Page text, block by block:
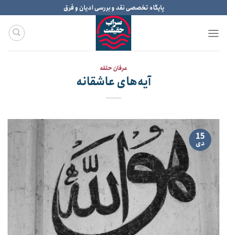
to
content
پایگاه تخصصی نقد و بررسی ادیان و فرق
عرفان حلقه
آیه‌های عاشقانه
15
دی